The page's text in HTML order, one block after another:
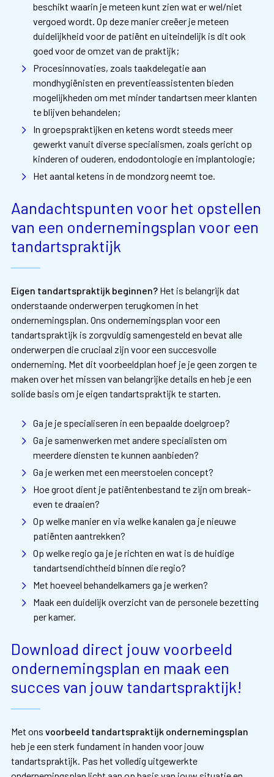
beschikt waarin je meteen kunt zien wat er wel/niet
vergoed wordt. Op deze manier creëer je meteen
duidelijkheid voor de patiënt en uiteindelijk is dit ook
goed voor de omzet van de praktijk;
Procesinnovaties, zoals taakdelegatie aan
mondhygiënisten en preventieassistenten bieden
mogelijkheden om met minder tandartsen meer klanten
te blijven behandelen;
In groepspraktijken en ketens wordt steeds meer
gewerkt vanuit diverse specialismen, zoals gericht op
kinderen of ouderen, endodontologie en implantologie;
Het aantal ketens in de mondzorg neemt toe.
Aandachtspunten voor het opstellen
van een ondernemingsplan voor een
tandartspraktijk
Eigen tandartspraktijk beginnen? Het is belangrijk dat
onderstaande onderwerpen terugkomen in het
ondernemingsplan. Ons ondernemingsplan voor een
tandartspraktijk is zorgvuldig samengesteld en bevat alle
onderwerpen die cruciaal zijn voor een succesvolle
onderneming. Met dit voorbeeldplan hoef je je geen zorgen te
maken over het missen van belangrijke details en heb je een
solide basis om je eigen tandartspraktijk te starten.
Ga je je specialiseren in een bepaalde doelgroep?
Ga je samenwerken met andere specialisten om
meerdere diensten te kunnen aanbieden?
Ga je werken met een meerstoelen concept?
Hoe groot dient je patiëntenbestand te zijn om break-
even te draaien?
Op welke manier en via welke kanalen ga je nieuwe
patiënten aantrekken?
Op welke regio ga je je richten en wat is de huidige
tandartsendichtheid binnen die regio?
Met hoeveel behandelkamers ga je werken?
Maak een duidelijk overzicht van de personele bezetting
per kamer.
Download direct jouw voorbeeld
ondernemingsplan en maak een
succes van jouw tandartspraktijk!
Met ons voorbeeld tandartspraktijk ondernemingsplan
heb je een sterk fundament in handen voor jouw
tandartspraktijk. Pas het volledig uitgewerkte